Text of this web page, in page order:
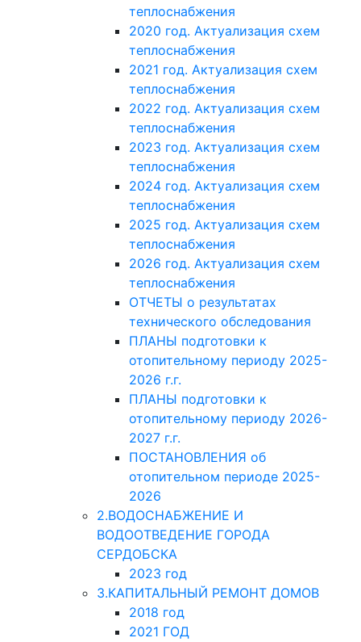
теплоснабжения
2020 год. Актуализация схем
теплоснабжения
2021 год. Актуализация схем
теплоснабжения
2022 год. Актуализация схем
теплоснабжения
2023 год. Актуализация схем
теплоснабжения
2024 год. Актуализация схем
теплоснабжения
2025 год. Актуализация схем
теплоснабжения
2026 год. Актуализация схем
теплоснабжения
ОТЧЕТЫ о результатах
технического обследования
ПЛАНЫ подготовки к
отопительному периоду 2025-
2026 г.г.
ПЛАНЫ подготовки к
отопительному периоду 2026-
2027 г.г.
ПОСТАНОВЛЕНИЯ об
отопительном периоде 2025-
2026
2.ВОДОСНАБЖЕНИЕ И
ВОДООТВЕДЕНИЕ ГОРОДА
СЕРДОБСКА
2023 год
3.КАПИТАЛЬНЫЙ РЕМОНТ ДОМОВ
2018 год
2021 ГОД